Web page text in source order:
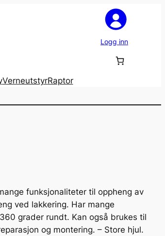
Logg inn
VerneutstyrRaptor
funksjonaliteter til oppheng av
ved lakkering. Har mange
grader rundt. Kan også brukes til
og montering. – Store hjul.